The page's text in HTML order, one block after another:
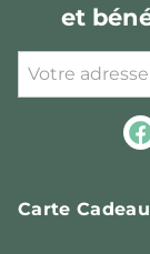
et
Carte Cadeau